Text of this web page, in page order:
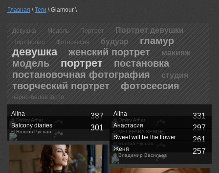
Главная \Теги \ Glamour \
Девушка Модель Портрет Портрет девушки
Портфолио Фотосессия будуар гламур
девушка женский портрет макияж
модель портрет
постановка
постановочная фотография
студия
творческий портрет фотосессия
чёрно-белое фото
Alina
© Dmitry Arhar 387 Alina
© Dmitry Arhar 331
Balcony diaries
© Болгов Руслан 301 Анастасия
© MELEFARA SERGEI 297
Sweet will be the flower
© Болгов Руслан 261
Женя
© Владимир Васильев 257